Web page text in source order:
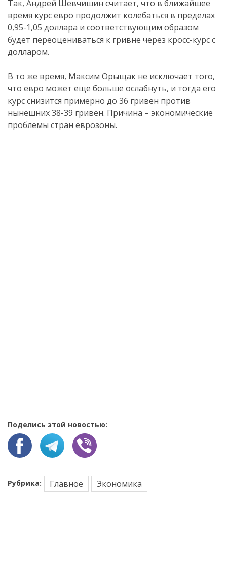
Так, Андрей Шевчишин считает, что в ближайшее
время курс евро продолжит колебаться в пределах
0,95-1,05 доллара и соответствующим образом
будет переоцениваться к гривне через кросс-курс с
долларом.
В то же время, Максим Орыщак не исключает того,
что евро может еще больше ослабнуть, и тогда его
курс снизится примерно до 36 гривен против
нынешних 38-39 гривен. Причина – экономические
проблемы стран еврозоны.
Поделись этой новостью:
Рубрика: Главное Экономика